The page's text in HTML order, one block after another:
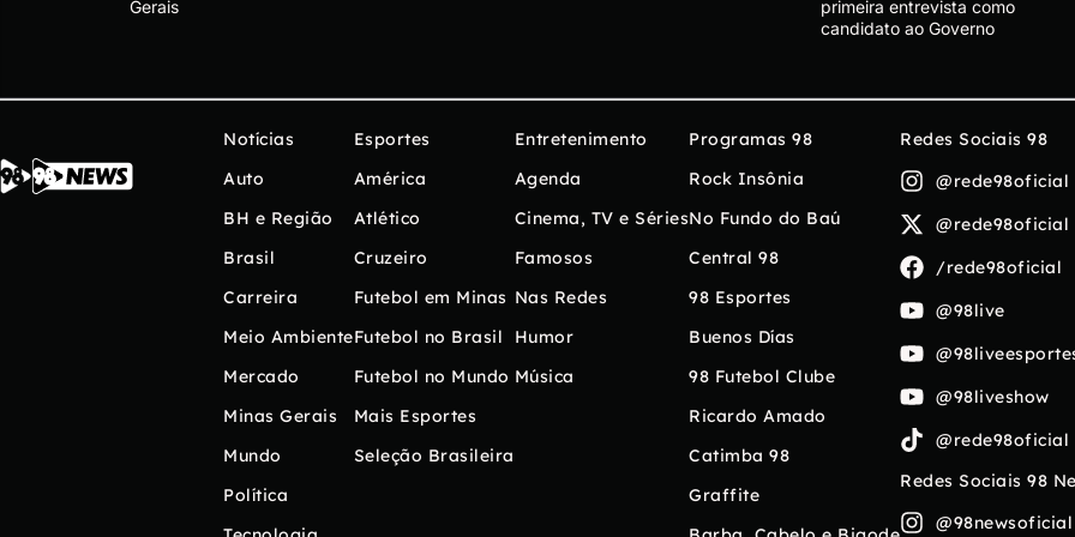
Gerais
primeira entrevista como
candidato ao Governo
Notícias
Auto
BH e Região
Brasil
Carreira
Meio Ambiente
Mercado
Minas Gerais
Mundo
Política
Esportes
América
Atlético
Cruzeiro
Futebol em Minas
Futebol no Brasil
Futebol no Mundo
Mais Esportes
Seleção Brasileira
Entretenimento
Agenda
Cinema, TV e Séries
Famosos
Nas Redes
Humor
Música
Programas 98
Rock Insônia
No Fundo do Baú
Central 98
98 Esportes
Buenos Días
98 Futebol Clube
Ricardo Amado
Catimba 98
Graffite
Redes Sociais 98
@rede98oficial
@rede98oficial
/rede98oficial
@98live
@98liveshow
@rede98oficial
Redes Sociais 98
@98newsoficial